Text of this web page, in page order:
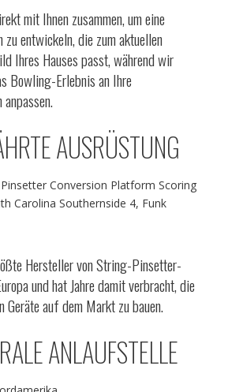
mit Ihnen zusammen, um eine
entwickeln, die zum aktuellen
Ihres Hauses passt, während wir
Bowling-Erlebnis an Ihre
AUSRÜSTUNG
Hersteller von String-Pinsetter-
und hat Jahre damit verbracht, die
Geräte auf dem Markt zu bauen.
ANLAUFSTELLE